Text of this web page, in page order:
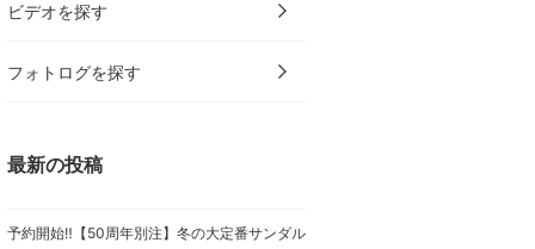
ビデオを探す
フォトログを探す
最新の投稿
予約開始‼︎【50周年別注】冬の大定番サンダル